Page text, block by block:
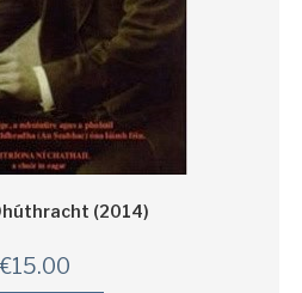
(2014)
€15.00